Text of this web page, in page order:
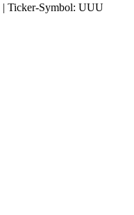
| Ticker-Symbol: UUU